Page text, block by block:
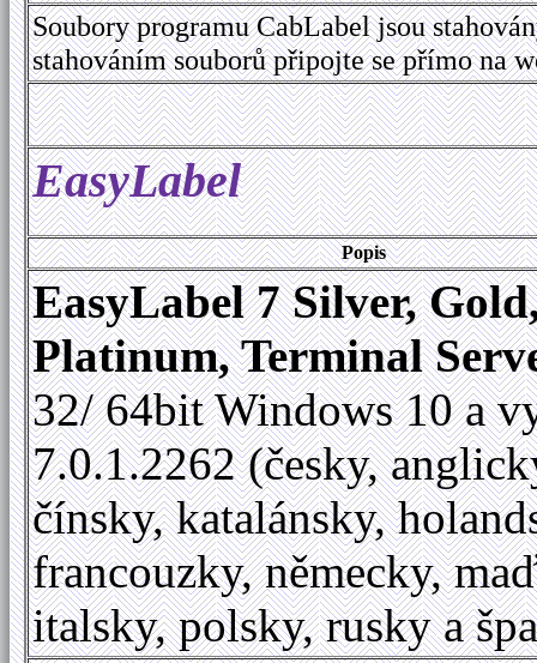
Soubory programu CabLabel jsou
stahováním souborů připojte se přímo na
EasyLabel
Popis
EasyLabel 7 Silver,
Platinum, Terminal
32/ 64bit Windows 10 a
7.0.1.2262 (česky,
čínsky, katalánsky,
francouzky, německy,
italsky, polsky, rusky a